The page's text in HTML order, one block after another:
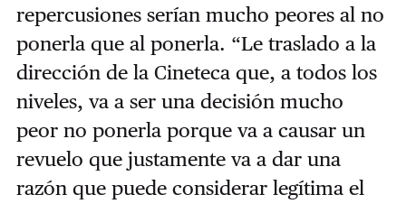
repercusiones serían mucho peores al no
ponerla que al ponerla. “Le traslado a la
dirección de la Cineteca que, a todos los
niveles, va a ser una decisión mucho
peor no ponerla porque va a causar un
revuelo que justamente va a dar una
razón que puede considerar legítima el